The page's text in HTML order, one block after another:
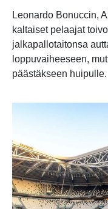
Leonardo Bonuccin,
kaltaiset pelaajat
jalkapallotaitonsa
loppuvaiheeseen,
päästäkseen huipulle.